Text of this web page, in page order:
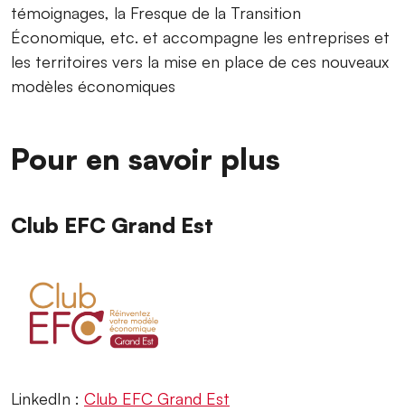
témoignages, la Fresque de la Transition
Économique, etc. et accompagne les entreprises et
les territoires vers la mise en place de ces nouveaux
modèles économiques
Pour en savoir plus
Club EFC Grand Est
LinkedIn : Club EFC Grand Est